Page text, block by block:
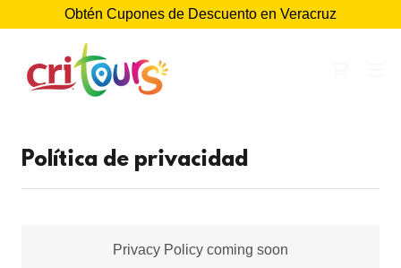
Obtén Cupones de Descuento en Veracruz
Política de privacidad
Privacy Policy coming soon